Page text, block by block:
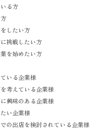
る方
したい方
挑戦したい方
を始めたい方
いる企業様
考えている企業様
興味のある企業様
い企業様
の出店を検討されている企業様